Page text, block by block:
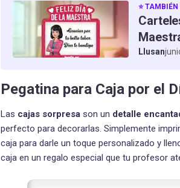
⭐
Llusan
Pegatina para Caja por el
Las cajas sorpresa son un detalle
perfecto para decorarlas. Simplemente
caja para darle un toque personalizado y
caja en un regalo especial que tu profesor